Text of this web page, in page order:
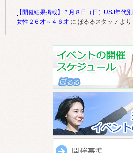
【開催結果掲載】７月８日（日）USJ年代
女性２６才～４６才 にぽるるスタッフ より